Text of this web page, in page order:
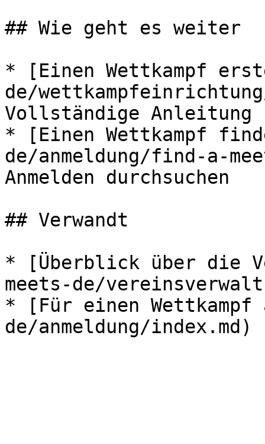
## Wie geht es weiter
* [Einen Wettkampf
de/
Vollständige Anleitung
* [Einen Wettkampf
de/anmeldung/find-a-
Anmelden durchsuchen
## Verwandt
* [Überblick über die
meets-de/
* [Für einen Wettkampf